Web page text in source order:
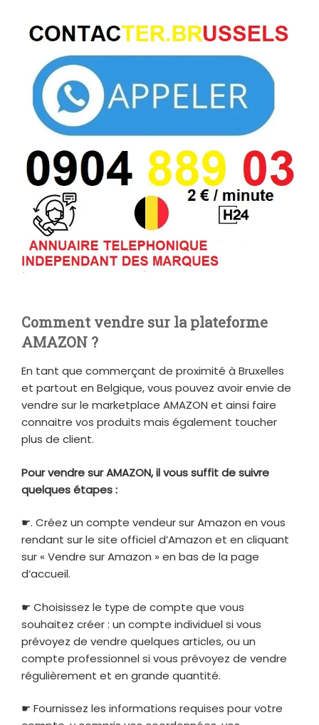
Comment vendre sur la plateforme
AMAZON ?
En tant que commerçant de proximité à Bruxelles
et partout en Belgique, vous pouvez avoir envie de
vendre sur le marketplace AMAZON et ainsi faire
connaitre vos produits mais également toucher
plus de client.
Pour vendre sur AMAZON, il vous suffit de suivre
quelques étapes :
☛. Créez un compte vendeur sur Amazon en vous
rendant sur le site officiel d’Amazon et en cliquant
sur « Vendre sur Amazon » en bas de la page
d’accueil.
☛ Choisissez le type de compte que vous
souhaitez créer : un compte individuel si vous
prévoyez de vendre quelques articles, ou un
compte professionnel si vous prévoyez de vendre
régulièrement et en grande quantité.
☛ Fournissez les informations requises pour votre